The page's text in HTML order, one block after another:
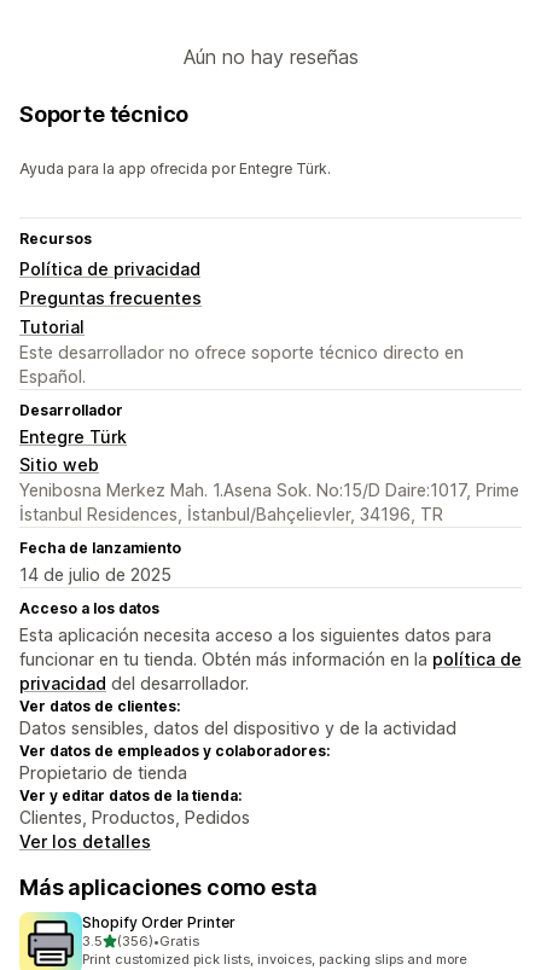
Aún no hay reseñas
Soporte técnico
Ayuda para la app ofrecida por Entegre Türk.
Recursos
Política de privacidad
Preguntas frecuentes
Tutorial
Este desarrollador no ofrece soporte técnico directo en
Español.
Desarrollador
Entegre Türk
Sitio web
Yenibosna Merkez Mah. 1.Asena Sok. No:15/D Daire:1017, Prime
İstanbul Residences, İstanbul/Bahçelievler, 34196, TR
Fecha de lanzamiento
14 de julio de 2025
Acceso a los datos
Esta aplicación necesita acceso a los siguientes datos para
funcionar en tu tienda. Obtén más información en la política de
privacidad del desarrollador.
Ver datos de clientes:
Datos sensibles, datos del dispositivo y de la actividad
Ver datos de empleados y colaboradores:
Propietario de tienda
Ver y editar datos de la tienda:
Clientes, Productos, Pedidos
Ver los detalles
Más aplicaciones como esta
Shopify Order Printer
3.5de 5 estrellas
(356)
356 reseñas en total
•Gratis
Print customized pick lists, invoices, packing slips and more